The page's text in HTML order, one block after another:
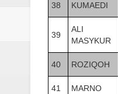
38 KUMAEDI
39
ALI
MASYKUR
40 ROZIQOH
41 MARNO